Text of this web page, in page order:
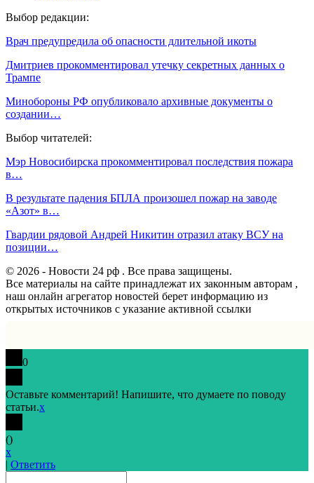
Выбор редакции:
Врач предупредила об опасности длительной икоты
Дмитриев прокомментировал утечку секретных данных о
Трампе
Минобороны РФ опубликовало архивные документы о
создании…
Выбор читателей:
Мэр Новосибирска прокомментировал последствия пожара
в…
В результате падения БПЛА произошел пожар на заводе
«Азот» в…
Гвардии рядовой Андрей Никитин отразил атаку ВСУ на
позиции…
© 2026 - Новости 24 рф . Все права защищены.
Все материалы на сайте принадлежат их законным авторам ,
наш онлайн агрегатор новостей берет информацию из
открытых источников с указание активной ссылки
0
Оставьте комментарий! Напишите, что думаете по поводу
статьи.x
()
x
| Ответить